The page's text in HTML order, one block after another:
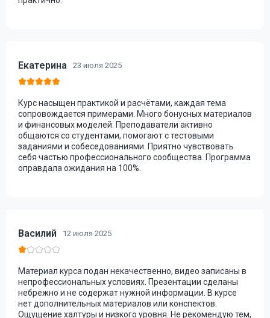
Екатерина 23 июля 2025
Курс насыщен практикой и расчётами, каждая тема
сопровождается примерами. Много бонусных материалов
и финансовых моделей. Преподаватели активно
общаются со студентами, помогают с тестовыми
заданиями и собеседованиями. Приятно чувствовать
себя частью профессионального сообщества. Программа
оправдала ожидания на 100%.
Василий 12 июля 2025
Материал курса подан некачественно, видео записаны в
непрофессиональных условиях. Презентации сделаны
небрежно и не содержат нужной информации. В курсе
нет дополнительных материалов или конспектов.
Ощущение халтуры и низкого уровня. Не рекомендую тем,